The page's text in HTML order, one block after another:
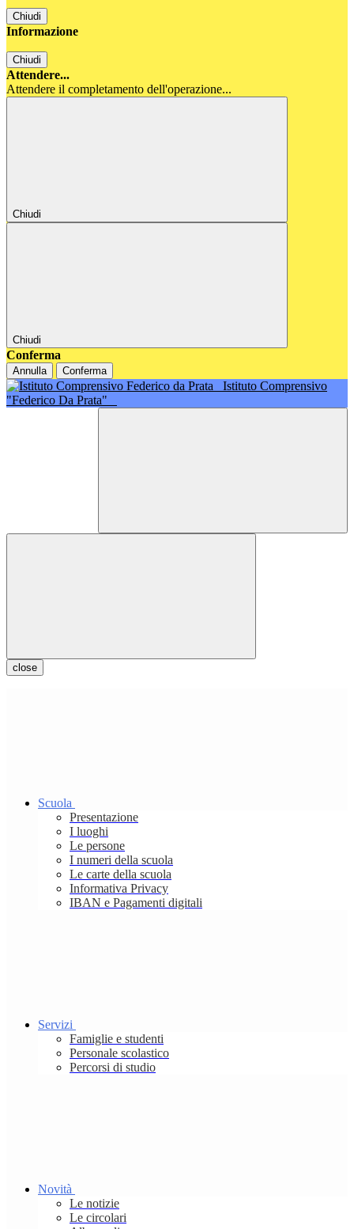
Chiudi
Informazione
Chiudi
Attendere...
Attendere il completamento dell'operazione...
Chiudi
Chiudi
Conferma
Annulla Conferma
Istituto Comprensivo
"Federico Da Prata"
close
Scuola
Presentazione
I luoghi
Le persone
I numeri della scuola
Le carte della scuola
Informativa Privacy
IBAN e Pagamenti digitali
Servizi
Famiglie e studenti
Personale scolastico
Percorsi di studio
Novità
Le notizie
Le circolari